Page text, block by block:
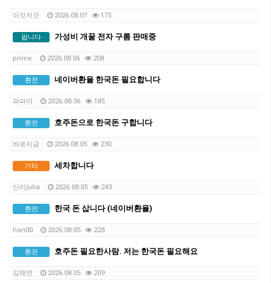
이것저것 2026.08.07 175
팝니다 가성비 개꿀 전자 구름 판매중
prime 2026.08.06 208
환전 네이버환율 한국돈 필요합니다
파파야 2026.08.06 185
환전 호주돈으로 한국돈 구합니다
바로지금 2026.08.05 230
기타 세차합니다
산미julia 2026.08.05 243
환전 한국 돈 삽니다 (네이버환율)
han00 2026.08.05 228
환전 호주돈 필요한사람. 저는 한국돈 필요해요
김채연 2026.08.05 209